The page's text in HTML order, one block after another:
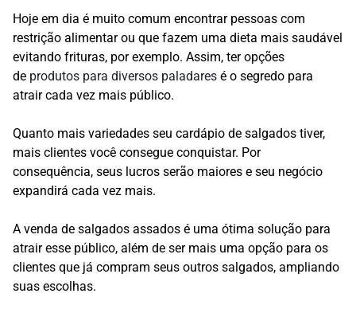
Hoje em dia é muito comum encontrar pessoas com
restrição alimentar ou que fazem uma dieta mais saudável
evitando frituras, por exemplo. Assim, ter opções
de produtos para diversos paladares é o segredo para
atrair cada vez mais público.
Quanto mais variedades seu cardápio de salgados tiver,
mais clientes você consegue conquistar. Por
consequência, seus lucros serão maiores e seu negócio
expandirá cada vez mais.
A venda de salgados assados é uma ótima solução para
atrair esse público, além de ser mais uma opção para os
clientes que já compram seus outros salgados, ampliando
suas escolhas.